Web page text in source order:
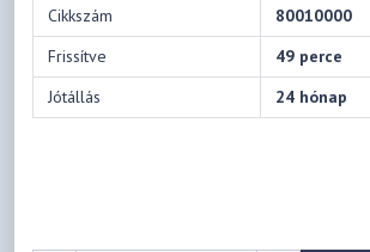
Cikkszám
80010000
Frissítve
49 perce
Jótállás
24 hónap